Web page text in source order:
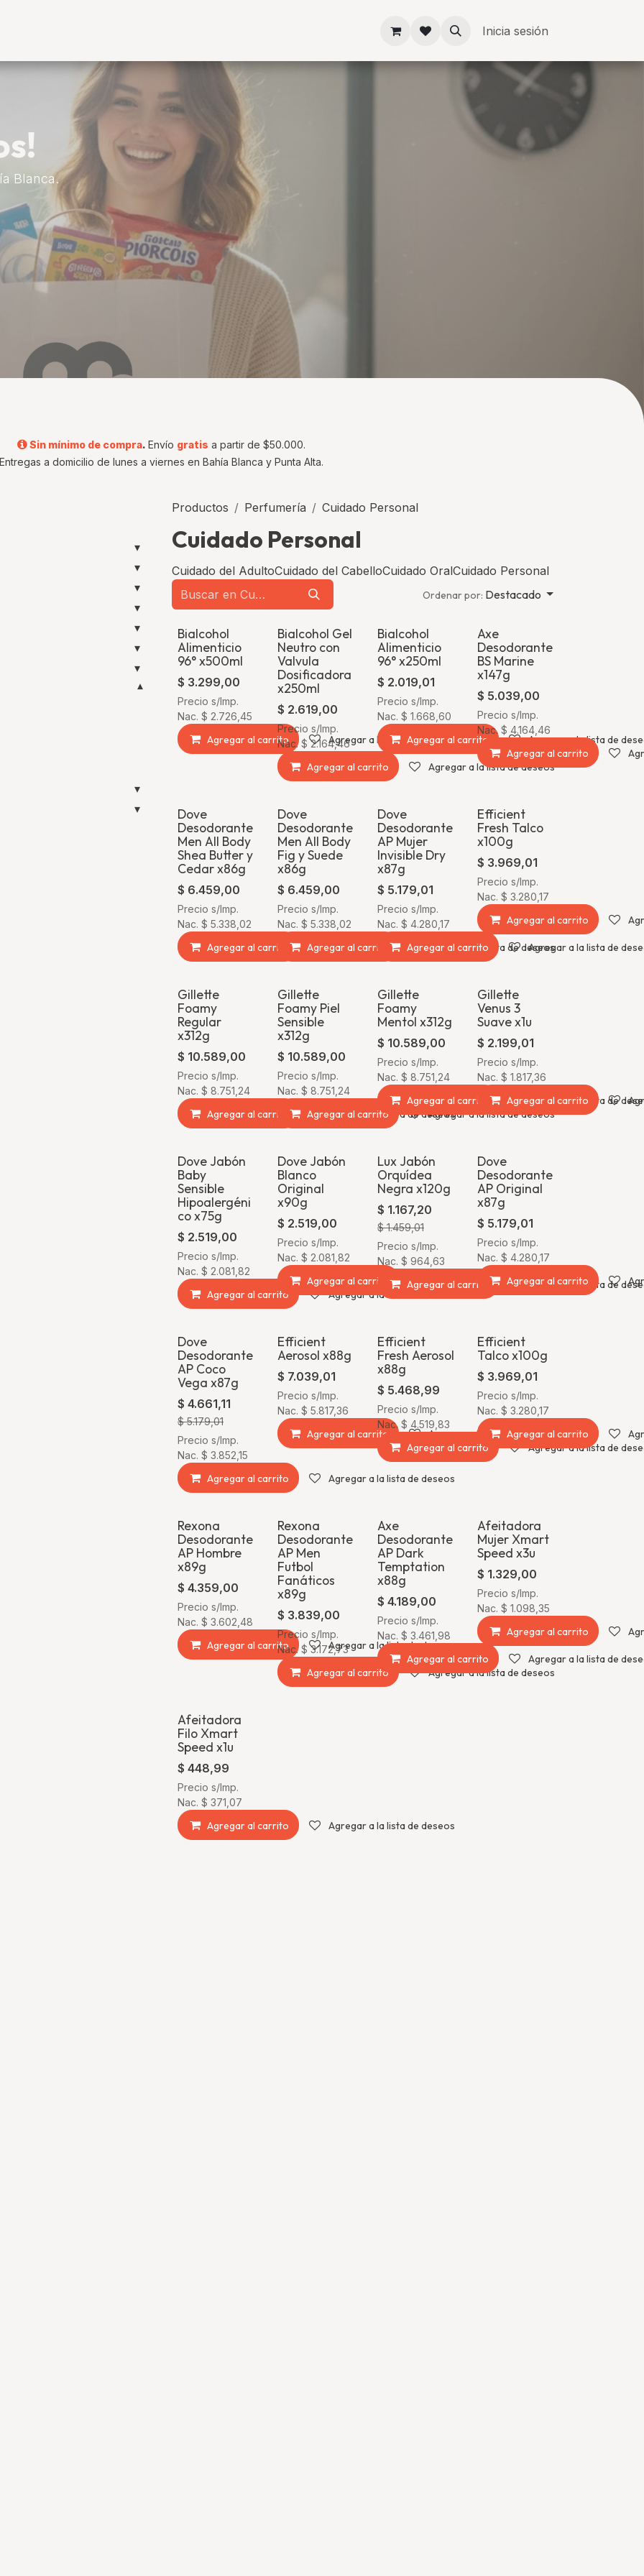
Inicia sesión
Blanca.
Sin mínimo de compra. Envío gratis a partir de $50.000.
Entregas a domicilio de lunes a viernes en Bahía Blanca y Punta Alta.
▾
▾
▾
▾
▾
▾
▾
▾
▾
▾
Productos Perfumería Cuidado Personal
Cuidado Personal
Cuidado del AdultoCuidado del CabelloCuidado OralCuidado Personal
Ordenar por: Destacado
Bialcohol
Alimenticio
96° x500ml
$ 3.299,00
Precio s/Imp.
Nac. $ 2.726,45
Agregar al carrito Agregar a la lista de deseos
Bialcohol Gel
Neutro con
Valvula
Dosificadora
x250ml
$ 2.619,00
Precio s/Imp.
Nac.$2.164,46
Agregar al carrito Agregar a la lista de deseos
Bialcohol
Alimenticio
96° x250ml
$ 2.019,01
Precio s/Imp.
Nac. $ 1.668,60
Agregar al carrito Agregar a la lista de
Axe
Desodorante
BS Marine
x147g
$ 5.039,00
Precio s/Imp.
Nac. $ 4.164,46
Agregar al carrito
Dove
Desodorante
Men All Body
Shea Butter y
Cedar x86g
$ 6.459,00
Precio s/Imp.
Nac. $ 5.338,02
Agregar al carrito Agregar a la lista de deseos
Dove
Desodorante
Men All Body
Fig y Suede
x86g
$ 6.459,00
Precio s/Imp.
Nac. $ 5.338,02
Agregar al carrito Agregar a la lista de deseos
Dove
Desodorante
AP Mujer
Invisible Dry
x87g
$ 5.179,01
Precio s/Imp.
Nac. $ 4.280,17
Agregar al carrito Agregar a la lista de
Efficient
Fresh Talco
x100g
$ 3.969,01
Precio s/Imp.
Nac. $ 3.280,17
Agregar al carrito
Gillette
Foamy
Regular
x312g
$ 10.589,00
Precio s/Imp.
Nac. $ 8.751,24
Agregar al carrito Agregar a la lista de deseos
Gillette
Foamy Piel
Sensible
x312g
$ 10.589,00
Precio s/Imp.
Nac. $ 8.751,24
Agregar al carrito Agregar a la lista de deseos
Gillette
Foamy
Mentol x312g
$ 10.589,00
Precio s/Imp.
Nac. $ 8.751,24
Agregar al carrito Agregar a la lista de
Gillette
Venus 3
Suave x1u
$ 2.199,01
Precio s/Imp.
Nac. $ 1.817,36
Agregar al carrito
Dove Jabón
Baby
Sensible
Hipoalergéni
co x75g
$ 2.519,00
Precio s/Imp.
Nac. $ 2.081,82
Agregar al carrito Agregar a la lista de deseos
Dove Jabón
Blanco
Original
x90g
$ 2.519,00
Precio s/Imp.
Nac. $ 2.081,82
Agregar al carrito Agregar a la lista de deseos
¡Oferta!
Lux Jabón
Orquídea
Negra x120g
$ 1.167,20
$1.459,01
Precio s/Imp.
Nac. $ 964,63
Agregar al carrito Agregar a la lista de
Dove
Desodorante
AP Original
x87g
$ 5.179,01
Precio s/Imp.
Nac. $ 4.280,17
Agregar al carrito
¡Oferta!
Dove
Desodorante
AP Coco
Vega x87g
$ 4.661,11
$5.179,01
Precio s/Imp.
Nac. $ 3.852,15
Agregar al carrito Agregar a la lista de deseos
Efficient
Aerosol x88g
$ 7.039,01
Precio s/Imp.
Nac. $ 5.817,36
Agregar al carrito Agregar a la lista de deseos
Efficient
Fresh Aerosol
x88g
$ 5.468,99
Precio s/Imp.
Nac. $ 4.519,83
Agregar al carrito Agregar a la lista de
Efficient
Talco x100g
$ 3.969,01
Precio s/Imp.
Nac. $ 3.280,17
Agregar al carrito
Rexona
Desodorante
AP Hombre
x89g
$ 4.359,00
Precio s/Imp.
Nac. $ 3.602,48
Agregar al carrito Agregar a la lista de deseos
Rexona
Desodorante
AP Men
Futbol
Fanáticos
x89g
$ 3.839,00
Precio s/Imp.
Nac.$3.172,73
Agregar al carrito Agregar a la lista de deseos
Axe
Desodorante
AP Dark
Temptation
x88g
$ 4.189,00
Precio s/Imp.
Nac. $ 3.461,98
Agregar al carrito Agregar a la lista de
Afeitadora
Mujer Xmart
Speed x3u
$ 1.329,00
Precio s/Imp.
Nac. $ 1.098,35
Agregar al carrito
Afeitadora
Filo Xmart
Speed x1u
$ 448,99
Precio s/Imp.
Nac. $ 371,07
Agregar al carrito Agregar a la lista de deseos